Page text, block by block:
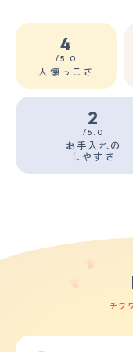
4
/5.0
人懐っこさ
2
/5.0
お手入れの
しやすさ
チワ